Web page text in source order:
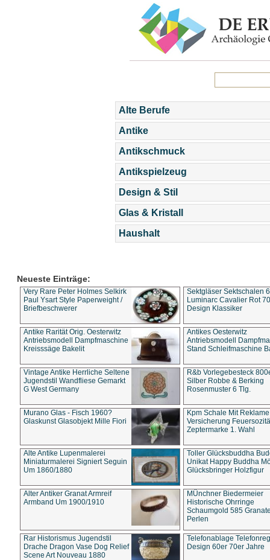
Alte Berufe
Antike
Antikschmuck
Antikspielzeug
Design & Stil
Glas & Kristall
Haushalt
Neueste Einträge:
Very Rare Peter Holmes Selkirk
Paul Ysart Style Paperweight /
Briefbeschwerer
Sektgläser Sektschalen
Luminarc Cavalier Rot
Design Klassiker
Antike Rarität Orig. Oesterwitz
Antriebsmodell Dampfmaschine
Kreisssäge Bakelit
Antikes Oesterwitz
Antriebsmodell
Stand Schleifmaschine
Vintage Antike Herrliche Seltene
Jugendstil Wandfliese Gemarkt
G West Germany
R&b Vorlegebesteck
Silber Robbe & Berking
Rosenmuster 6 Tlg.
Murano Glas - Fisch 1960?
Glaskunst Glasobjekt Mille Fiori
Kpm Schale Mit Reklame
Versicherung
Zeptermarke 1. Wahl
Alte Antike Lupenmalerei
Miniaturmalerei Signiert Seguin
Um 1860/1880
Toller Glücksbuddha
Unikat Happy Buddha
Glücksbringer Holzfigur
Alter Antiker Granat Armreif
Armband Um 1900/1910
MÜnchner Biedermeier
Historische Ohrringe
Schaumgold 585
Perlen
Rar Historismus Jugendstil
Drache Dragon Vase Dog Relief
Scene Art Nouveau 1880
Telefonablage
Design 60er 70er Jahre